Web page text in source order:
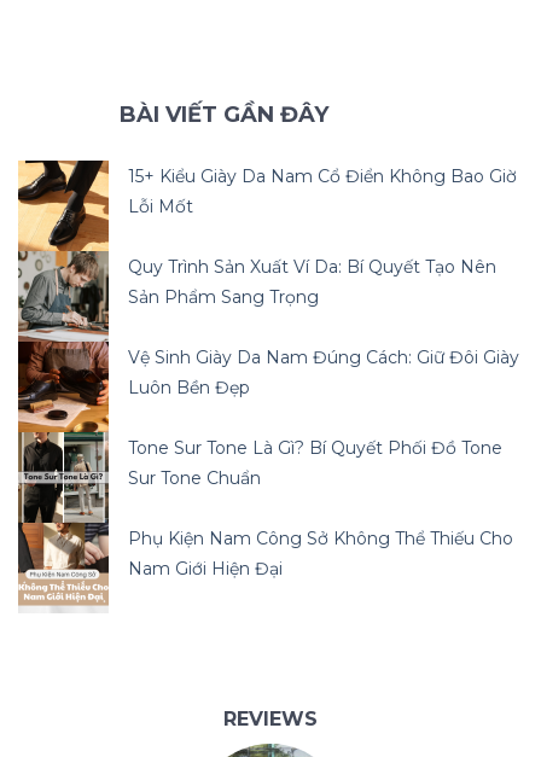
BÀI VIẾT GẦN ĐÂY
15+ Kiểu Giày Da Nam Cổ Điển Không Bao Giờ
Lỗi Mốt
Quy Trình Sản Xuất Ví Da: Bí Quyết Tạo Nên
Sản Phẩm Sang Trọng
Vệ Sinh Giày Da Nam Đúng Cách: Giữ Đôi Giày
Luôn Bền Đẹp
Tone Sur Tone Là Gì? Bí Quyết Phối Đồ Tone
Sur Tone Chuẩn
Phụ Kiện Nam Công Sở Không Thể Thiếu Cho
Nam Giới Hiện Đại
REVIEWS